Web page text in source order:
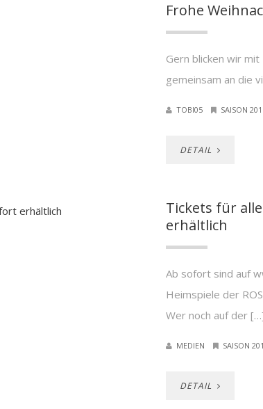
Frohe
Gern blicken wir mit
gemeinsam an die
TOBI05 SAISON
DETAIL
Tickets für
erhältlich
Ab sofort sind auf
Heimspiele der
Wer noch auf der
MEDIEN SAISON
DETAIL